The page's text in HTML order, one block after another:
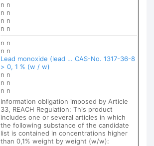
n n
n n
n n
n n
n n
n n
Lead monoxide (lead … CAS-No. 1317-36-8
> 0, 1 % (w / w)
n n
n n
n n
Information obligation imposed by Article
33, REACH Regulation: This product
includes one or several articles in which
the following substance of the candidate
list is contained in concentrations higher
than 0,1% weight by weight (w/w):